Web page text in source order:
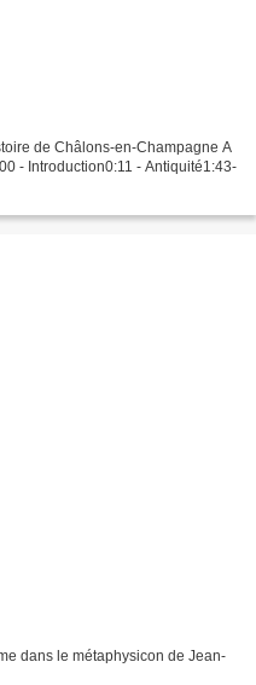
de Châlons-en-Champagne A
- Introduction0:11 - Antiquité1:43-
dans le métaphysicon de Jean-